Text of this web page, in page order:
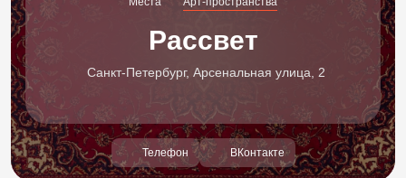
Рассвет
Санкт-Петербург, Арсенальная улица, 2
Телефон ВКонтакте